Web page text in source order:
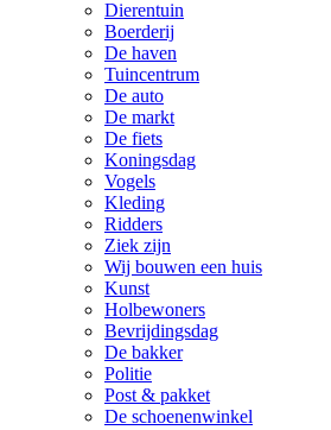
Dierentuin
Boerderij
De haven
Tuincentrum
De auto
De markt
De fiets
Koningsdag
Vogels
Kleding
Ridders
Ziek zijn
Wij bouwen een huis
Kunst
Holbewoners
Bevrijdingsdag
De bakker
Politie
Post & pakket
De schoenenwinkel